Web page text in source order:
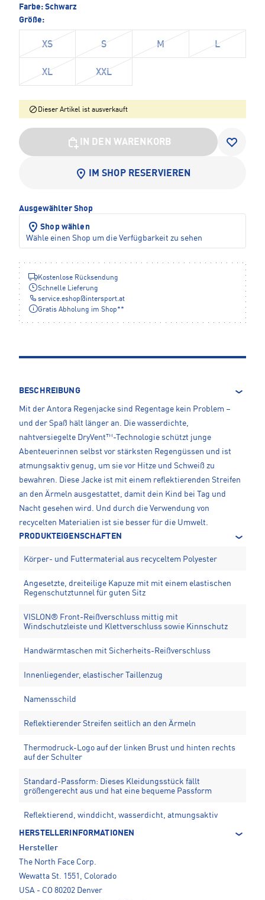
Farbe: Schwarz
Größe:
XS S M L
XL XXL
Dieser Artikel ist ausverkauft
IN DEN WARENKORB
IM SHOP RESERVIEREN
Ausgewählter Shop
Shop wählen
Wähle einen Shop um die Verfügbarkeit zu sehen
Kostenlose Rücksendung
Schnelle Lieferung
service.eshop@intersport.at
Gratis Abholung im Shop**
BESCHREIBUNG
Mit der Antora Regenjacke sind Regentage kein Problem –
und der Spaß hält länger an. Die wasserdichte,
nahtversiegelte DryVent™-Technologie schützt junge
Abenteuerinnen selbst vor stärksten Regengüssen und ist
atmungsaktiv genug, um sie vor Hitze und Schweiß zu
bewahren. Diese Jacke ist mit einem reflektierenden Streifen
an den Ärmeln ausgestattet, damit dein Kind bei Tag und
Nacht gesehen wird. Und durch die Verwendung von
recycelten Materialien ist sie besser für die Umwelt.
PRODUKTEIGENSCHAFTEN
Körper- und Futtermaterial aus recyceltem Polyester
Angesetzte, dreiteilige Kapuze mit mit einem elastischen
Regenschutztunnel für guten Sitz
VISLON® Front-Reißverschluss mittig mit
Windschutzleiste und Klettverschluss sowie Kinnschutz
Handwärmtaschen mit Sicherheits-Reißverschluss
Innenliegender, elastischer Taillenzug
Namensschild
Reflektierender Streifen seitlich an den Ärmeln
Thermodruck-Logo auf der linken Brust und hinten rechts
auf der Schulter
Standard-Passform: Dieses Kleidungsstück fällt
größengerecht aus und hat eine bequeme Passform
Reflektierend, winddicht, wasserdicht, atmungsaktiv
HERSTELLERINFORMATIONEN
Hersteller
The North Face Corp.
Wewatta St. 1551, Colorado
USA - CO 80202 Denver